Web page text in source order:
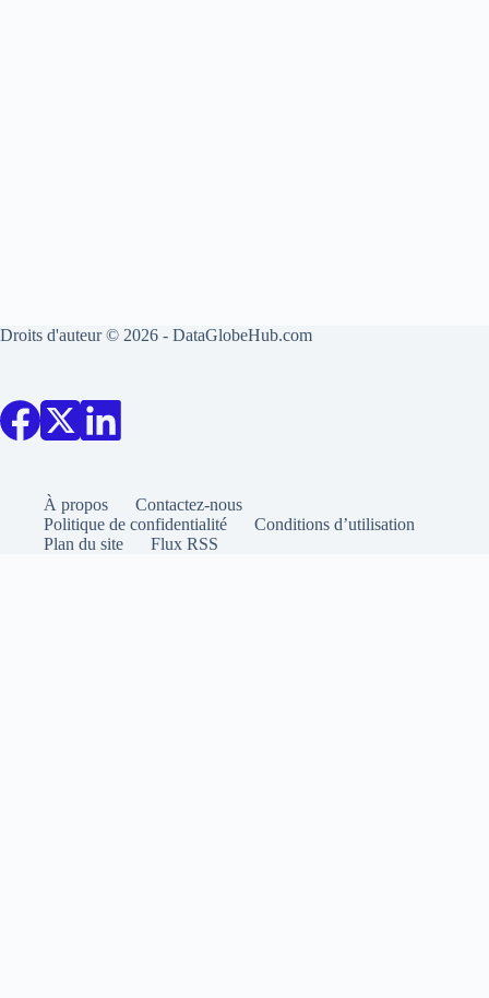
Droits d'auteur © 2026 - DataGlobeHub.com
À propos
Contactez-nous
Politique de confidentialité
Conditions d’utilisation
Plan du site
Flux RSS